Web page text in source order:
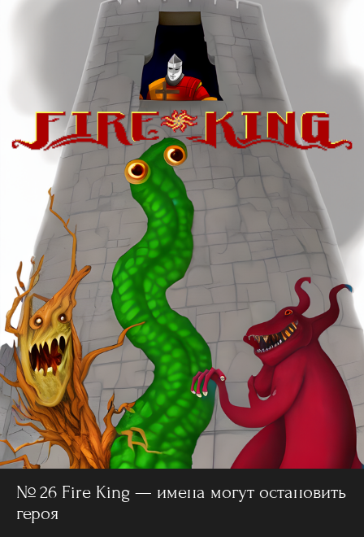
№ 26 Fire King — имена могут остановить
героя